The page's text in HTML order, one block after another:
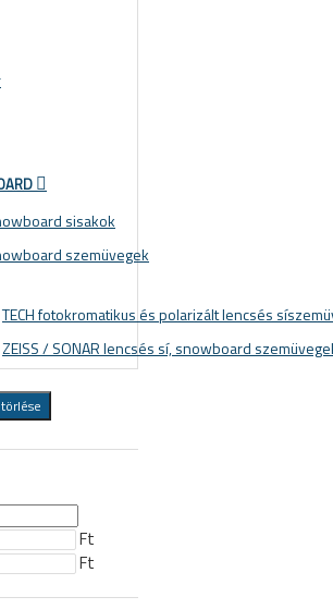
sisakok
szemüvegek
TECH fotokromatikus és polarizált lencsés
ZEISS / SONAR lencsés sí, snowboard
Ft
Ft